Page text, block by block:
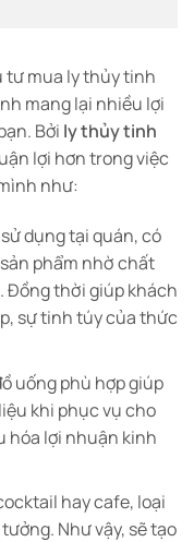
tư mua ly thủy tinh
mang lại nhiều lợi
Bởi ly thủy tinh
lợi hơn trong việc
như:
dụng tại quán, có
phẩm nhờ chất
Đồng thời giúp khách
sự tinh túy của thức
uống phù hợp giúp
khi phục vụ cho
hóa lợi nhuận kinh
hay cafe, loại
Như vậy, sẽ tạo